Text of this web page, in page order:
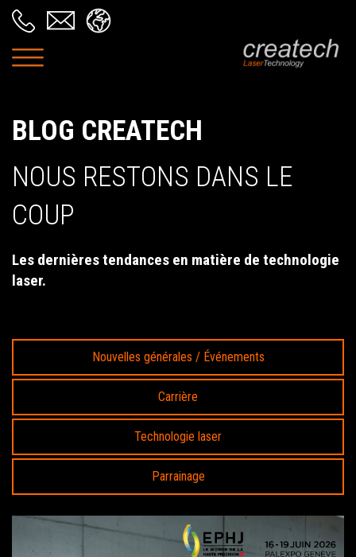
BLOG CREATECH
NOUS RESTONS DANS LE
COUP
Les dernières tendances en matière de technologie
laser.
Nouvelles générales / Événements
Carrière
Technologie laser
Parrainage